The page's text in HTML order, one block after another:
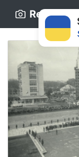
Retro.ck.ua